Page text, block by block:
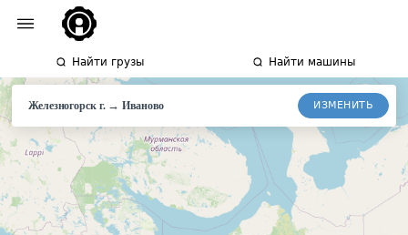
Найти грузы Найти машины
Железногорск г.→Иваново ИЗМЕНИТЬ